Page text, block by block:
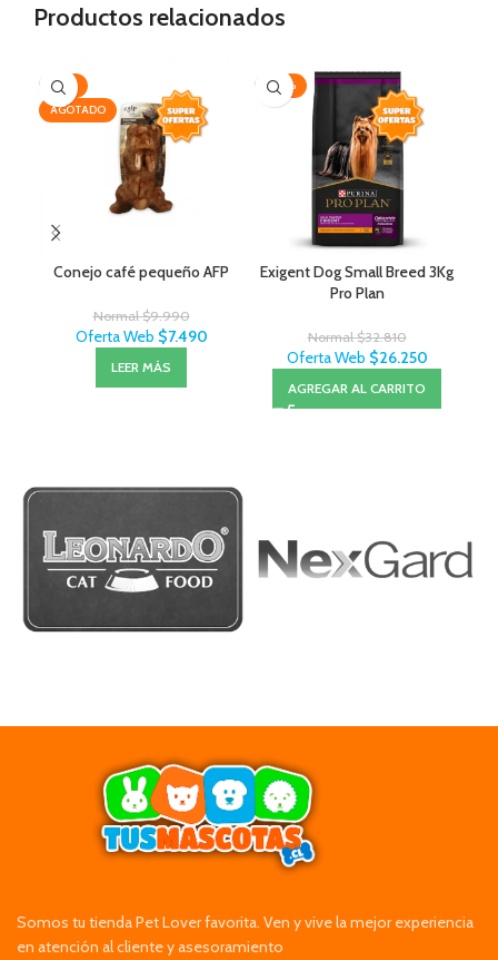
Productos relacionados
-25%
AGOTADO
Conejo café pequeño AFP
Normal$9.990
Oferta Web $7.490
LEER MÁS
-20%
Exigent Dog Small Breed 3Kg
Pro Plan
Normal$32.810
Oferta Web $26.250
AGREGAR AL CARRITO
Somos tu tienda Pet Lover favorita. Ven y vive la mejor experiencia
en atención al cliente y asesoramiento